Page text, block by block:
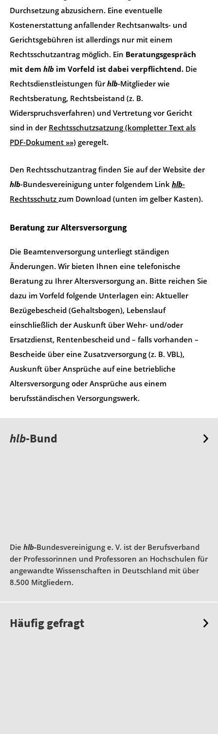
Durchsetzung abzusichern. Eine eventuelle
Kostenerstattung anfallender Rechtsanwalts- und
Gerichtsgebühren ist allerdings nur mit einem
Rechtsschutzantrag möglich. Ein Beratungsgespräch
mit dem hlb im Vorfeld ist dabei verpflichtend. Die
Rechtsdienstleistungen fürhlb-Mitglieder wie
Rechtsberatung, Rechtsbeistand (z. B.
Widerspruchsverfahren) und Vertretung vor Gericht
sind in der Rechtsschutzsatzung (kompletter Text als
PDF-Dokument »») geregelt.
Den Rechtsschutzantrag finden Sie auf der Website der
hlb-Bundesvereinigung unter folgendem Link hlb-
Rechtsschutz zum Download (unten im gelber Kasten).
Beratung zur Altersversorgung
Die Beamtenversorgung unterliegt ständigen
Änderungen. Wir bieten Ihnen eine telefonische
Beratung zu Ihrer Altersversorgung an. Bitte reichen Sie
dazu im Vorfeld folgende Unterlagen ein: Aktueller
Bezügebescheid (Gehaltsbogen), Lebenslauf
einschließlich der Auskunft über Wehr- und/oder
Ersatzdienst, Rentenbescheid und – falls vorhanden –
Bescheide über eine Zusatzversorgung (z. B. VBL),
Auskunft über Ansprüche auf eine betriebliche
Altersversorgung oder Ansprüche aus einem
berufsständischen Versorgungswerk.
hlb-Bund
Die hlb-Bundesvereinigung e. V. ist der Berufsverband
der Professorinnen und Professoren an Hochschulen für
angewandte Wissenschaften in Deutschland mit über
8.500 Mitgliedern.
Häufig gefragt